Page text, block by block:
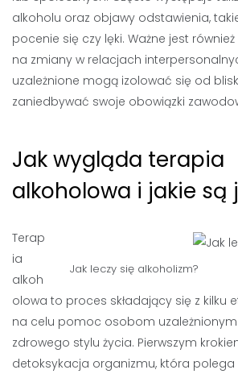
alkoholu oraz objawy odstawienia,
pocenie się czy lęki. Ważne jest
na zmiany w relacjach
uzależnione mogą izolować się od
zaniedbywać swoje obowiązki
Jak wygląda terapia
alkoholowa i jakie są
Jak leczy się alkoholizm?
Terap
ia
alkoh
olowa to proces składający się z kilku
na celu pomoc osobom
zdrowego stylu życia. Pierwszym
detoksykacja organizmu, która polega